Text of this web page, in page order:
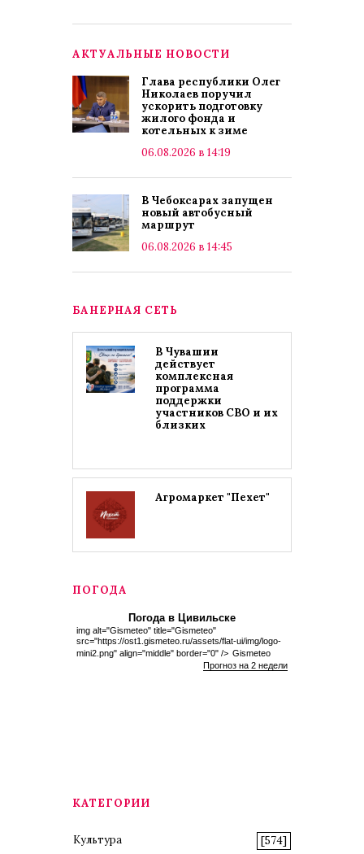
АКТУАЛЬНЫЕ НОВОСТИ
Глава республики Олег
Николаев поручил
ускорить подготовку
жилого фонда и
котельных к зиме
06.08.2026 в 14:19
В Чебоксарах запущен
новый автобусный
маршрут
06.08.2026 в 14:45
БАНЕРНАЯ СЕТЬ
В Чувашии
действует
комплексная
программа
поддержки
участников СВО и их
близких
Агромаркет "Пехет"
ПОГОДА
Погода в Цивильске
img alt="Gismeteo" title="Gismeteo"
src="https://ost1.gismeteo.ru/assets/flat-ui/img/logo-
mini2.png" align="middle" border="0" /> Gismeteo
Прогноз на 2 недели
КАТЕГОРИИ
Культура [574]